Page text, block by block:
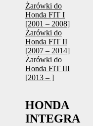
Żarówki do
Honda FIT I
[2001 – 2008]
Żarówki do
Honda FIT II
[2007 – 2014]
Żarówki do
Honda FIT III
[2013 – ]
HONDA
INTEGRA